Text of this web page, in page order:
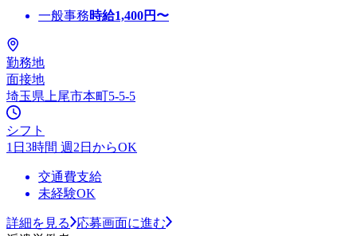
一般事務時給1,400円〜
勤務地
面接地
埼玉県上尾市本町5-5-5
シフト
1日3時間 週2日からOK
交通費支給
未経験OK
詳細を見る
応募画面に進む